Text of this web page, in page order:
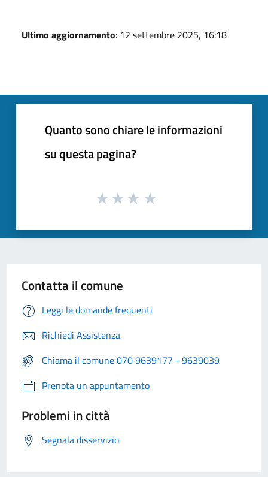
Ultimo aggiornamento: 12 settembre 2025, 16:18
Quanto sono chiare le informazioni
su questa pagina?
Contatta il comune
Leggi le domande frequenti
Richiedi Assistenza
Chiama il comune 070 9639177 - 9639039
Prenota un appuntamento
Problemi in città
Segnala disservizio